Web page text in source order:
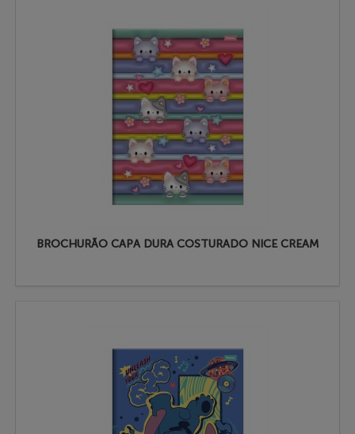
BROCHURÃO CAPA DURA COSTURADO NICE CREAM